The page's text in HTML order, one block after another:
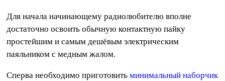
Для начала начинающему радиолюбителю вполне
достаточно освоить обычную контактную пайку
простейшим и самым дешёвым электрическим
паяльником с медным жалом.
Сперва необходимо приготовитьминимальный наборчик